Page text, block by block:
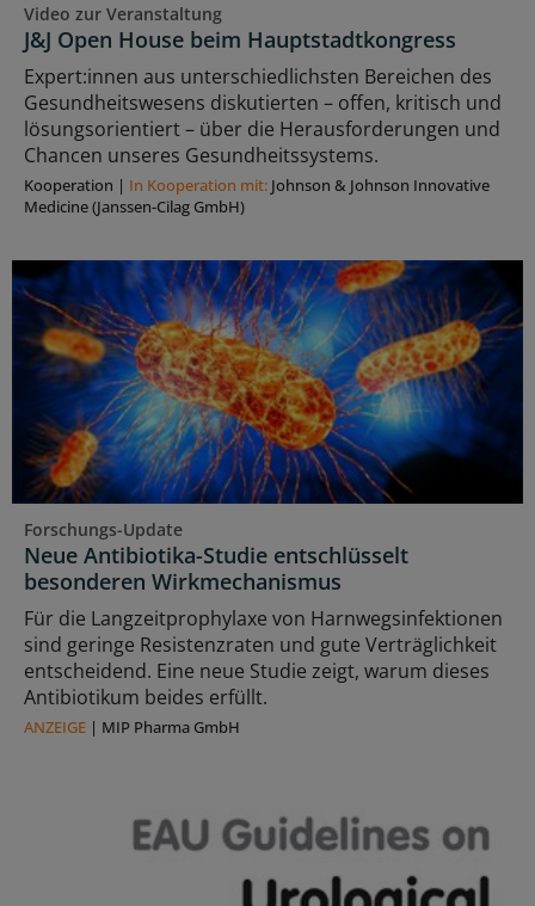
Video zur Veranstaltung
J&J Open House beim Hauptstadtkongress
Expert:innen aus unterschiedlichsten Bereichen des
Gesundheitswesens diskutierten – offen, kritisch und
lösungsorientiert – über die Herausforderungen und
Chancen unseres Gesundheitssystems.
Kooperation | In Kooperation mit: Johnson & Johnson Innovative
Medicine (Janssen-Cilag GmbH)
Forschungs-Update
Neue Antibiotika-Studie entschlüsselt
besonderen Wirkmechanismus
Für die Langzeitprophylaxe von Harnwegsinfektionen
sind geringe Resistenzraten und gute Verträglichkeit
entscheidend. Eine neue Studie zeigt, warum dieses
Antibiotikum beides erfüllt.
ANZEIGE | MIP Pharma GmbH